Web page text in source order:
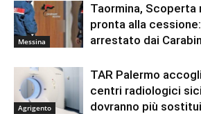
Messina
Taormina, Scoperta
pronta alla
arrestato dai
Agrigento
TAR Palermo
centri radiologici
dovranno più